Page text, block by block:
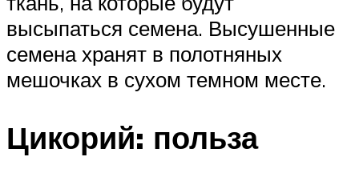
высыпаться семена. Высушенные
семена хранят в полотняных
мешочках в сухом темном месте.
Цикорий: польза